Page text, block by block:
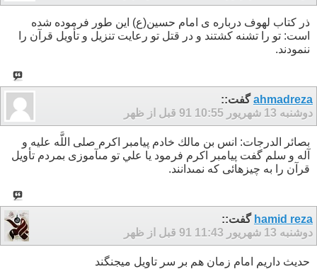
ذر کتاب لهوف درباره ی امام حسین(ع) این طور فرموده شده
است: تو را تشنه كشتند و در قتل تو رعايت تنزيل و تأويل قرآن را
ننمودند.
ahmadrezaگفت::
دوشنبه 13 شهریور 91
10:55 قبل از ظهر
بصائر الدرجات: انس بن مالك خادم پيامبر اكرم صلى اللَّه عليه و
آله و سلم گفت پيامبر اكرم فرمود يا علي تو مى‏آموزى بمردم تأويل
قرآن را به چيزهائى كه نمى‏دانند.
hamid reza گفت::
دوشنبه 13 شهریور 91
11:43 قبل از ظهر
حدیث داریم امام زمان هم بر سر تاویل میجنگند